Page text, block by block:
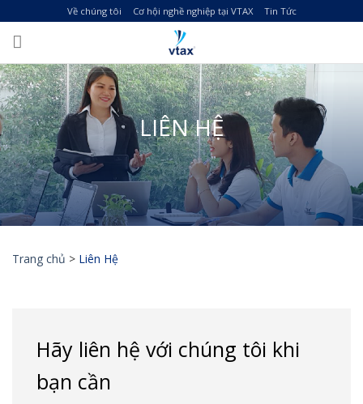
to
content
Về chúng tôi Cơ hội nghề nghiệp tại VTAX Tin Tức
LIÊN HỆ
Trang chủ > Liên Hệ
Hãy liên hệ với chúng tôi khi
bạn cần